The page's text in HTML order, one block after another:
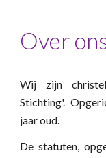
Over
Wij zijn
Stichting'.
jaar oud.
De statuten,